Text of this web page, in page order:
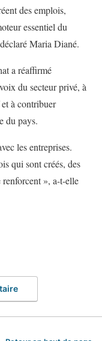
des emplois,
essentiel du
Maria Diané.
a réaffirmé
du secteur privé, à
à contribuer
du pays.
les entreprises.
qui sont créés, des
», a-t-elle